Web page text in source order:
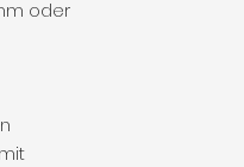
oder